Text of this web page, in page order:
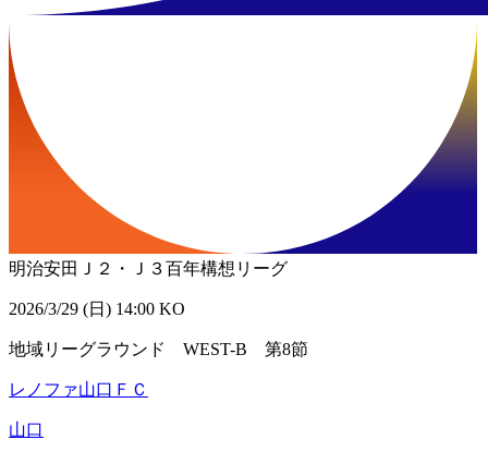
明治安田Ｊ２・Ｊ３百年構想リーグ
2026/3/29 (日) 14:00 KO
地域リーグラウンド WEST-B 第8節
レノファ山口ＦＣ
山口